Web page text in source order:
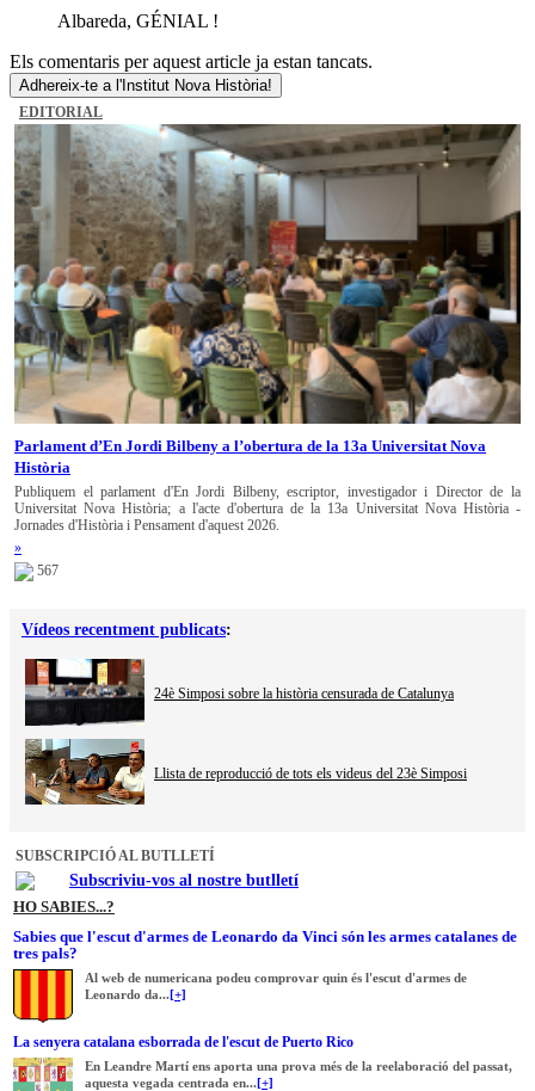
Albareda, GÉNIAL !
Els comentaris per aquest article ja estan tancats.
Adhereix-te a l'Institut Nova Història!
EDITORIAL
Parlament d’En Jordi Bilbeny a l’obertura de la 13a Universitat Nova
Història
Publiquem el parlament d'En Jordi Bilbeny, escriptor, investigador i Director de la
Universitat Nova Història; a l'acte d'obertura de la 13a Universitat Nova Història -
Jornades d'Història i Pensament d'aquest 2026.
»
567
Vídeos recentment publicats:
24è Simposi sobre la història censurada de Catalunya
Llista de reproducció de tots els videus del 23è Simposi
SUBSCRIPCIÓ AL BUTLLETÍ
Subscriviu-vos al nostre butlletí
HO SABIES...?
Sabies que l'escut d'armes de Leonardo da Vinci són les armes catalanes de
tres pals?
Al web de numericana podeu comprovar quin és l'escut d'armes de
Leonardo da...[+]
La senyera catalana esborrada de l'escut de Puerto Rico
En Leandre Martí ens aporta una prova més de la reelaboració del passat,
aquesta vegada centrada en...[+]